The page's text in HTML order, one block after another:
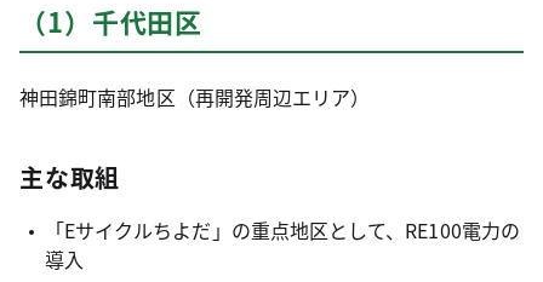
（1）千代田区
神田錦町南部地区（再開発周辺エリア）
主な取組
「Eサイクルちよだ」の重点地区として、RE100電力の
導入